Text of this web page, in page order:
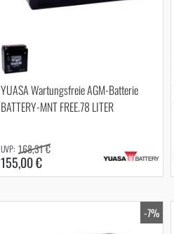
YUASA Wartungsfreie AGM-Batterie
BATTERY-MNT FREE.78 LITER
155,00 €
168,31 €
-7%